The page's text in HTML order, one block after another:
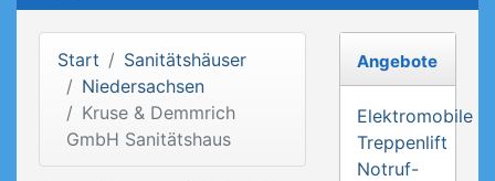
Start
Sanitätshäuser
Niedersachsen
Kruse & Demmrich
GmbH Sanitätshaus
Angebote
Elektromobile
Treppenlift
Notruf-